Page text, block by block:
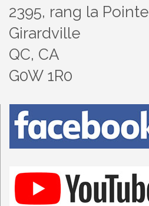
2395, rang la Pointe
Girardville
QC, CA
G0W 1R0